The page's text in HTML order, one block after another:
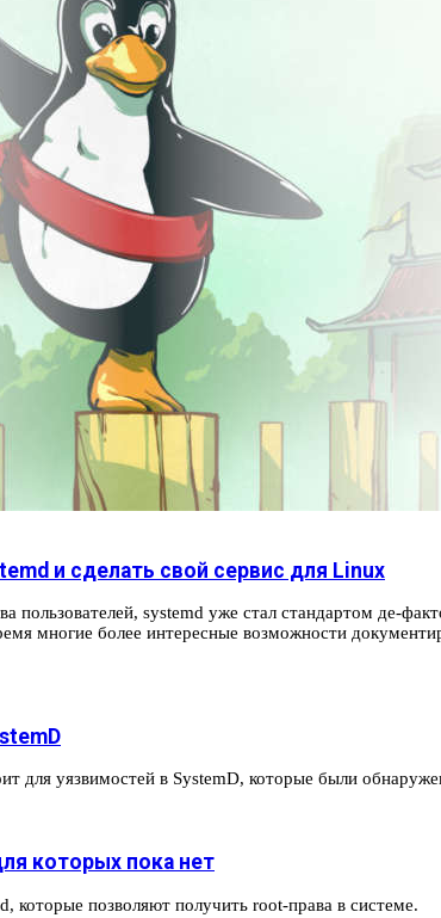
и сделать свой сервис для Linux
пользователей, systemd уже стал стандартом де-
многие более интересные возможности
для уязвимостей в SystemD, которые были
которых пока нет
которые позволяют получить root-права в системе.